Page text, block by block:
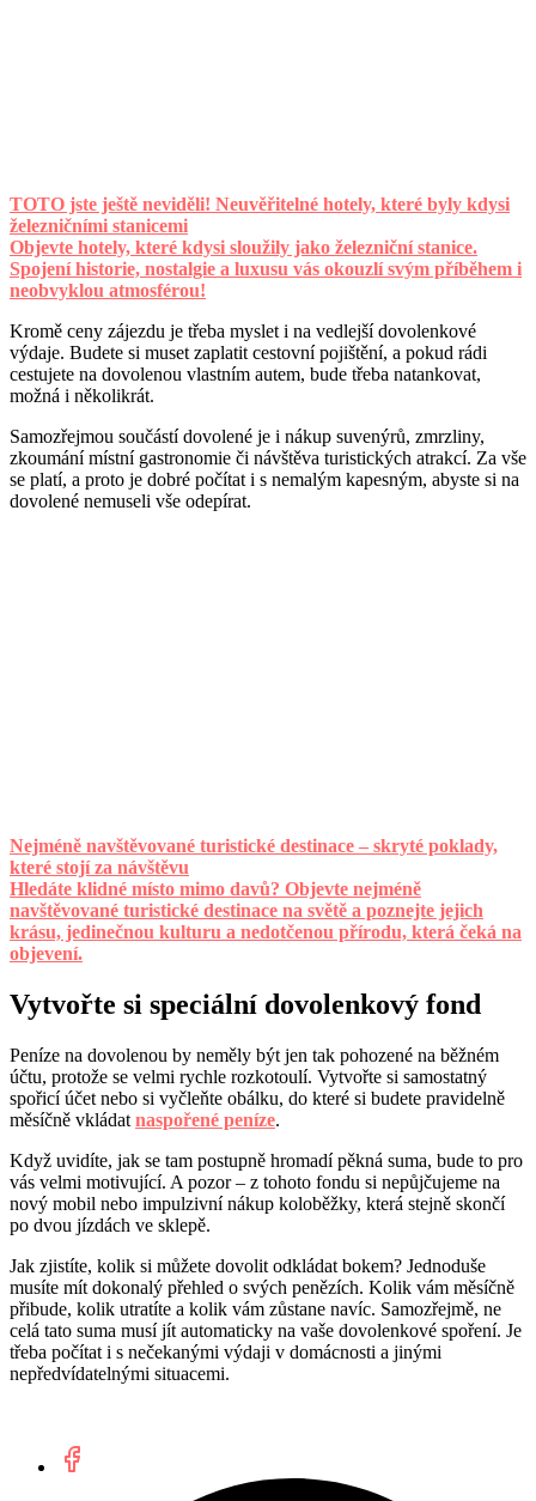
TOTO jste ještě neviděli! Neuvěřitelné hotely, které byly kdysi
železničními stanicemi
Objevte hotely, které kdysi sloužily jako železniční stanice.
Spojení historie, nostalgie a luxusu vás okouzlí svým příběhem i
neobvyklou atmosférou!
Kromě ceny zájezdu je třeba myslet i na vedlejší dovolenkové
výdaje. Budete si muset zaplatit cestovní pojištění, a pokud rádi
cestujete na dovolenou vlastním autem, bude třeba natankovat,
možná i několikrát.
Samozřejmou součástí dovolené je i nákup suvenýrů, zmrzliny,
zkoumání místní gastronomie či návštěva turistických atrakcí. Za vše
se platí, a proto je dobré počítat i s nemalým kapesným, abyste si na
dovolené nemuseli vše odepírat.
Nejméně navštěvované turistické destinace – skryté poklady,
které stojí za návštěvu
Hledáte klidné místo mimo davů? Objevte nejméně
navštěvované turistické destinace na světě a poznejte jejich
krásu, jedinečnou kulturu a nedotčenou přírodu, která čeká na
objevení.
Vytvořte si speciální dovolenkový fond
Peníze na dovolenou by neměly být jen tak pohozené na běžném
účtu, protože se velmi rychle rozkotoulí. Vytvořte si samostatný
spořicí účet nebo si vyčleňte obálku, do které si budete pravidelně
měsíčně vkládat naspořené peníze.
Když uvidíte, jak se tam postupně hromadí pěkná suma, bude to pro
vás velmi motivující. A pozor – z tohoto fondu si nepůjčujeme na
nový mobil nebo impulzivní nákup koloběžky, která stejně skončí
po dvou jízdách ve sklepě.
Jak zjistíte, kolik si můžete dovolit odkládat bokem? Jednoduše
musíte mít dokonalý přehled o svých penězích. Kolik vám měsíčně
přibude, kolik utratíte a kolik vám zůstane navíc. Samozřejmě, ne
celá tato suma musí jít automaticky na vaše dovolenkové spoření. Je
třeba počítat i s nečekanými výdaji v domácnosti a jinými
nepředvídatelnými situacemi.